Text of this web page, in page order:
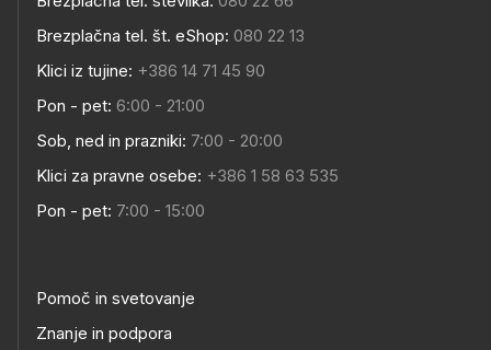
Brezplačna tel. št. eShop: 080 22 13
Klici iz tujine: +386 14 71 45 90
Pon - pet: 6:00 - 21:00
Sob, ned in prazniki: 7:00 - 20:00
Klici za pravne osebe: +386 1 58 63 535
Pon - pet: 7:00 - 15:00
Pomoč in svetovanje
Znanje in podpora